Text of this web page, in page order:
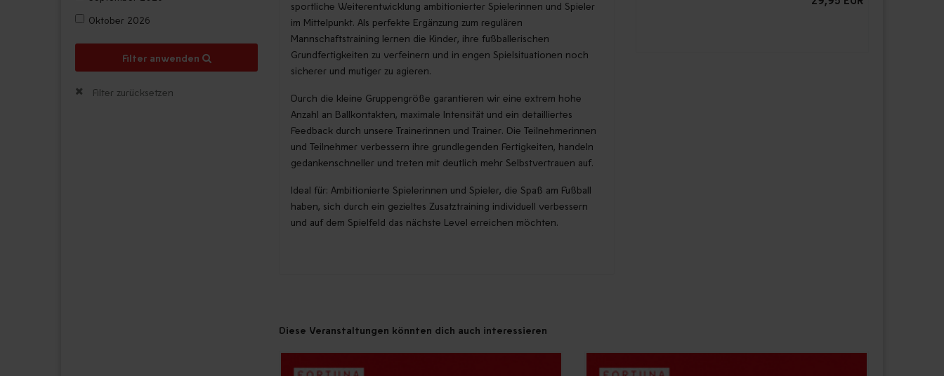
Oktober 2026
Filter anwenden
Filter zurücksetzen
sportliche Weiterentwicklung ambitionierter Spielerinnen und Spieler
im Mittelpunkt. Als perfekte Ergänzung zum regulären
Mannschaftstraining lernen die Kinder, ihre fußballerischen
Grundfertigkeiten zu verfeinern und in engen Spielsituationen noch
sicherer und mutiger zu agieren.
Durch die kleine Gruppengröße garantieren wir eine extrem hohe
Anzahl an Ballkontakten, maximale Intensität und ein detailliertes
Feedback durch unsere Trainerinnen und Trainer. Die Teilnehmerinnen
und Teilnehmer verbessern ihre grundlegenden Fertigkeiten, handeln
gedankenschneller und treten mit deutlich mehr Selbstvertrauen auf.
Ideal für: Ambitionierte Spielerinnen und Spieler, die Spaß am Fußball
haben, sich durch ein gezieltes Zusatztraining individuell verbessern
und auf dem Spielfeld das nächste Level erreichen möchten.
Diese Veranstaltungen könnten dich auch interessieren